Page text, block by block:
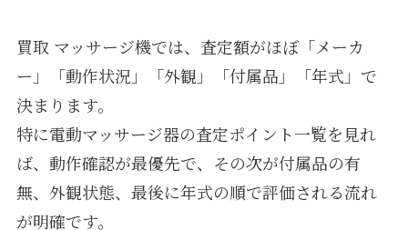
買取 マッサージ機では、査定額がほぼ「メーカ
ー」「動作状況」「外観」「付属品」「年式」で
決まります。
特に電動マッサージ器の査定ポイント一覧を見れ
ば、動作確認が最優先で、その次が付属品の有
無、外観状態、最後に年式の順で評価される流れ
が明確です。